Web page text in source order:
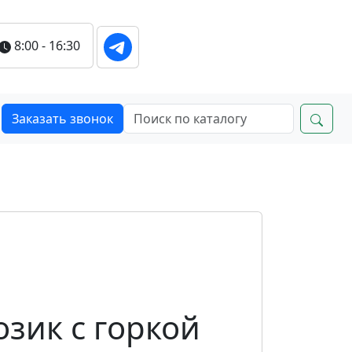
8:00 - 16:30
Заказать звонок
с горкой